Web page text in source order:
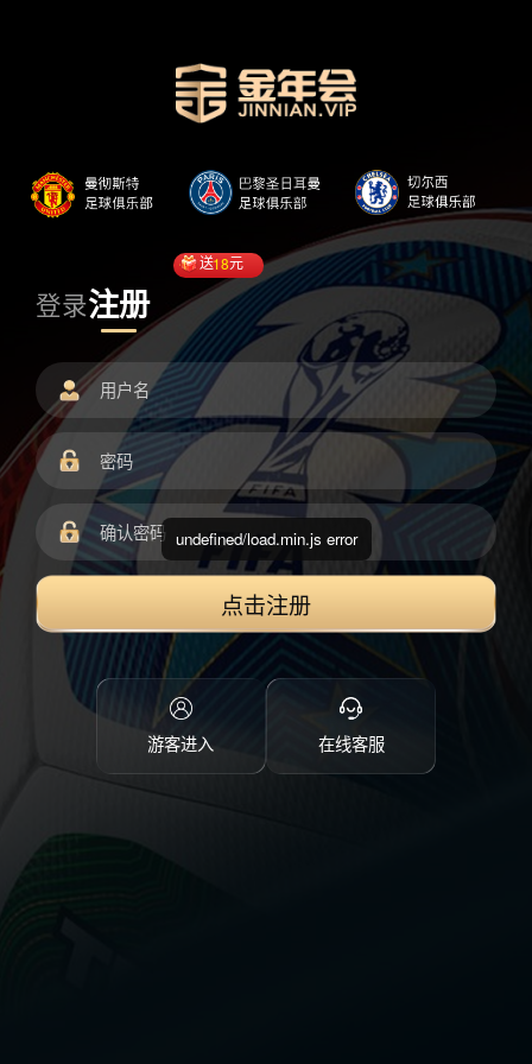
登录注册
送18元
点击注册
游客进入 在线客服
undefined/load.min.js error